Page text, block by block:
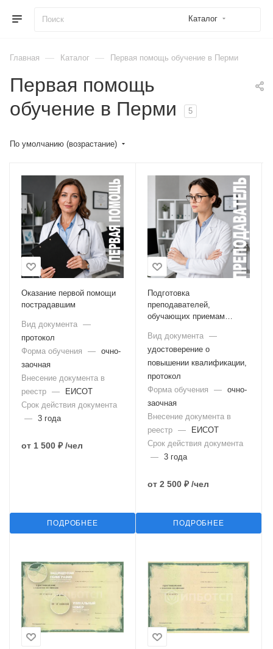
Каталог
Главная — Каталог — Первая помощь обучение в Перми
Первая помощь
обучение в Перми
5
По умолчанию (возрастание)
Оказание первой помощи
пострадавшим
Вид документа —
протокол
Форма обучения
— очно-
заочная
Внесение документа в
реестр —
ЕИСОТ
Срок действия документа
— 3 года
от 1 500 ₽ /чел
ПОДРОБНЕЕ
Подготовка
преподавателей,
обучающих приемам
Вид документа —
удостоверение о
повышении квалификации,
протокол
Форма обучения
— очно-
заочная
Внесение документа в
реестр —
ЕИСОТ
Срок действия документа
— 3 года
от 2 500 ₽ /чел
ПОДРОБНЕЕ